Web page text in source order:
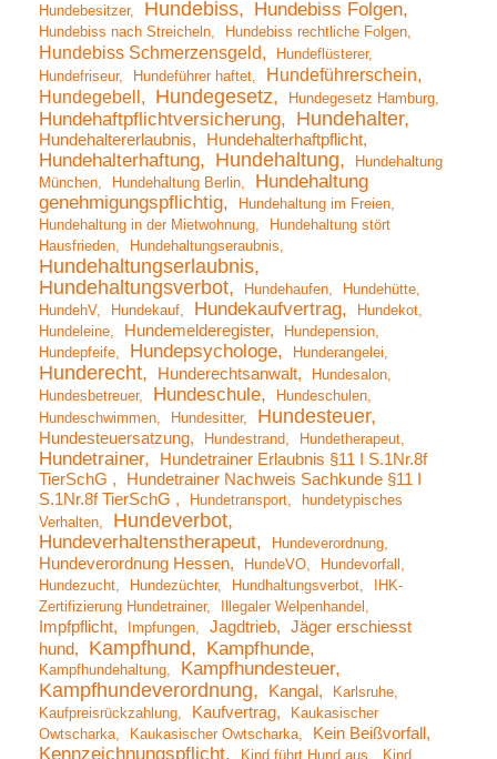
Hundebesitzer
Hundebiss Hundebiss Folgen
Hundebiss nach Streicheln Hundebiss rechtliche Folgen
Hundebiss Schmerzensgeld
Hundeflüsterer
Hundefriseur
Hundeführer haftet
Hundeführerschein
Hundegebell
Hundegesetz Hundegesetz Hamburg
Hundehaftpflichtversicherung Hundehalter
Hundehaltererlaubnis Hundehalterhaftpflicht
Hundehalterhaftung Hundehaltung
Hundehaltung
München
Hundehaltung Berlin
Hundehaltung
genehmigungspflichtig
Hundehaltung im Freien
Hundehaltung in der Mietwohnung
Hundehaltung stört
Hausfrieden
Hundehaltungseraubnis
Hundehaltungserlaubnis
Hundehaltungsverbot
Hundehaufen
Hundehütte
HundehV
Hundekauf Hundekaufvertrag
Hundekot
Hundeleine
Hundemelderegister
Hundepension
Hundepfeife
Hundepsychologe Hunderangelei
Hunderecht Hunderechtsanwalt
Hundesalon
Hundesbetreuer
Hundeschule
Hundeschulen
Hundeschwimmen
Hundesitter Hundesteuer
Hundesteuersatzung Hundestrand Hundetherapeut
Hundetrainer
Hundetrainer Erlaubnis §11 I S.1Nr.8f
TierSchG
Hundetrainer Nachweis Sachkunde §11 I
S.1Nr.8f TierSchG
Hundetransport
hundetypisches
Verhalten
Hundeverbot
Hundeverhaltenstherapeut Hundeverordnung
Hundeverordnung Hessen HundeVO
Hundevorfall
Hundezucht
Hundezüchter Hundhaltungsverbot
IHK-
Zertifizierung Hundetrainer
Illegaler Welpenhandel
Impfpflicht Impfungen Jagdtrieb
Jäger erschiesst
hund
Kampfhund Kampfhunde
Kampfhundehaltung Kampfhundesteuer
Kampfhundeverordnung Kangal
Karlsruhe
Kaufpreisrückzahlung
Kaufvertrag
Kaukasischer
Owtscharka
Kaukasischer Owtscharka Kein Beißvorfall
Kennzeichnungspflicht